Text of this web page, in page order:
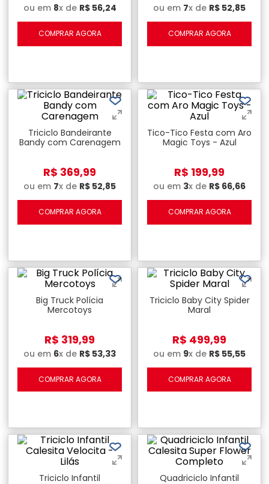
ou em 8x de R$ 56,24
COMPRAR AGORA
ou em 7x de R$ 52,85
COMPRAR AGORA
Triciclo Bandeirante
Bandy com Carenagem
R$ 369,99
ou em 7x de R$ 52,85
COMPRAR AGORA
Tico-Tico Festa com Aro
Magic Toys - Azul
R$ 199,99
ou em 3x de R$ 66,66
COMPRAR AGORA
Big Truck Polícia
Mercotoys
R$ 319,99
ou em 6x de R$ 53,33
COMPRAR AGORA
Triciclo Baby City Spider
Maral
R$ 499,99
ou em 9x de R$ 55,55
COMPRAR AGORA
Triciclo Infantil
Quadriciclo Infantil